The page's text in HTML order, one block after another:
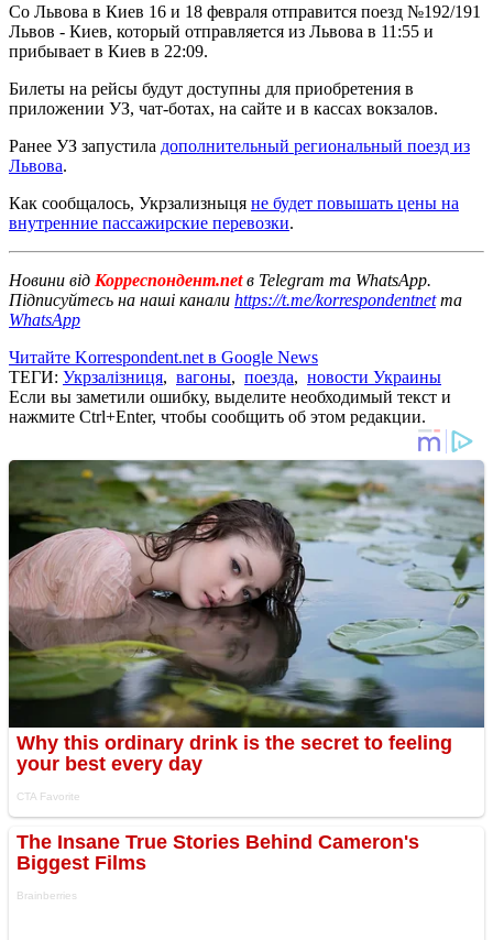
Со Львова в Киев 16 и 18 февраля отправится поезд №192/191
Львов - Киев, который отправляется из Львова в 11:55 и
прибывает в Киев в 22:09.
Билеты на рейсы будут доступны для приобретения в
приложении УЗ, чат-ботах, на сайте и в кассах вокзалов.
Ранее УЗ запустила дополнительный региональный поезд из
Львова.
Как сообщалось, Укрзализныця не будет повышать цены на
внутренние пассажирские перевозки.
Новини від Корреспондент.netв Telegram та WhatsApp.
Підписуйтесь на наші канали https://t.me/korrespondentnetта
WhatsApp
Читайте Korrespondent.net в Google News
ТЕГИ: Укрзалізниця, вагоны, поезда, новости Украины
Если вы заметили ошибку, выделите необходимый текст и
нажмите Ctrl+Enter, чтобы сообщить об этом редакции.